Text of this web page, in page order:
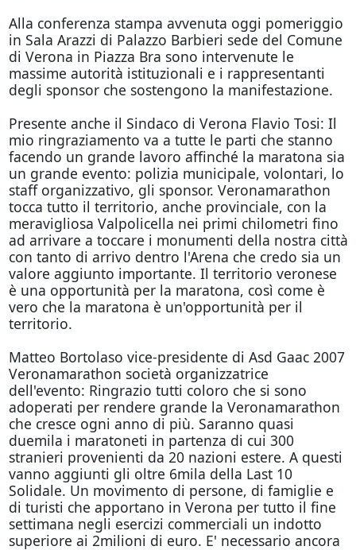
Alla conferenza stampa avvenuta oggi pomeriggio
in Sala Arazzi di Palazzo Barbieri sede del Comune
di Verona in Piazza Bra sono intervenute le
massime autorità istituzionali e i rappresentanti
degli sponsor che sostengono la manifestazione.
Presente anche il Sindaco di Verona Flavio Tosi: Il
mio ringraziamento va a tutte le parti che stanno
facendo un grande lavoro affinché la maratona sia
un grande evento: polizia municipale, volontari, lo
staff organizzativo, gli sponsor. Veronamarathon
tocca tutto il territorio, anche provinciale, con la
meravigliosa Valpolicella nei primi chilometri fino
ad arrivare a toccare i monumenti della nostra città
con tanto di arrivo dentro l'Arena che credo sia un
valore aggiunto importante. Il territorio veronese
è una opportunità per la maratona, così come è
vero che la maratona è un'opportunità per il
territorio.
Matteo Bortolaso vice-presidente di Asd Gaac 2007
Veronamarathon società organizzatrice
dell'evento: Ringrazio tutti coloro che si sono
adoperati per rendere grande la Veronamarathon
che cresce ogni anno di più. Saranno quasi
duemila i maratoneti in partenza di cui 300
stranieri provenienti da 20 nazioni estere. A questi
vanno aggiunti gli oltre 6mila della Last 10
Solidale. Un movimento di persone, di famiglie e
di turisti che apportano in Verona per tutto il fine
settimana negli esercizi commerciali un indotto
superiore ai 2milioni di euro. E' necessario ancora